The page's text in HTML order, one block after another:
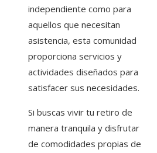
independiente como para
aquellos que necesitan
asistencia, esta comunidad
proporciona servicios y
actividades diseñados para
satisfacer sus necesidades.
Si buscas vivir tu retiro de
manera tranquila y disfrutar
de comodidades propias de